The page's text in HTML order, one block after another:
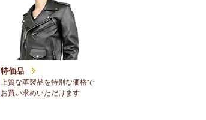
特価品
上質な革製品を特別な価格で
お買い求めいただけます